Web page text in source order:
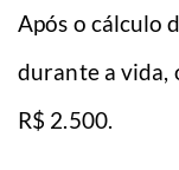
Após o cálculo
durante a vida,
R$ 2.500.